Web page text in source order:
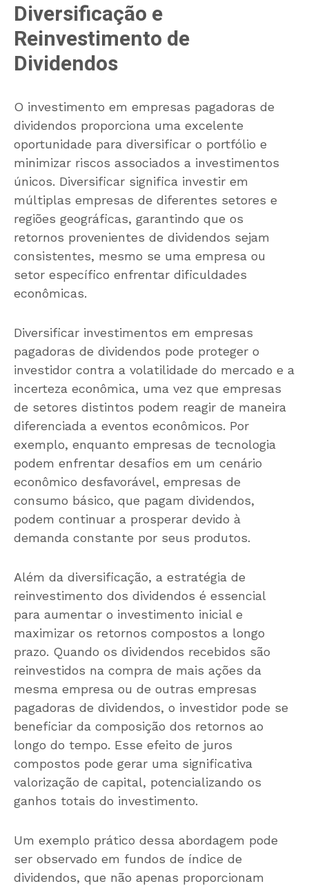
Diversificação e
Reinvestimento de
Dividendos
O investimento em empresas pagadoras de
dividendos proporciona uma excelente
oportunidade para diversificar o portfólio e
minimizar riscos associados a investimentos
únicos. Diversificar significa investir em
múltiplas empresas de diferentes setores e
regiões geográficas, garantindo que os
retornos provenientes de dividendos sejam
consistentes, mesmo se uma empresa ou
setor específico enfrentar dificuldades
econômicas.
Diversificar investimentos em empresas
pagadoras de dividendos pode proteger o
investidor contra a volatilidade do mercado e a
incerteza econômica, uma vez que empresas
de setores distintos podem reagir de maneira
diferenciada a eventos econômicos. Por
exemplo, enquanto empresas de tecnologia
podem enfrentar desafios em um cenário
econômico desfavorável, empresas de
consumo básico, que pagam dividendos,
podem continuar a prosperar devido à
demanda constante por seus produtos.
Além da diversificação, a estratégia de
reinvestimento dos dividendos é essencial
para aumentar o investimento inicial e
maximizar os retornos compostos a longo
prazo. Quando os dividendos recebidos são
reinvestidos na compra de mais ações da
mesma empresa ou de outras empresas
pagadoras de dividendos, o investidor pode se
beneficiar da composição dos retornos ao
longo do tempo. Esse efeito de juros
compostos pode gerar uma significativa
valorização de capital, potencializando os
ganhos totais do investimento.
Um exemplo prático dessa abordagem pode
ser observado em fundos de índice de
dividendos, que não apenas proporcionam